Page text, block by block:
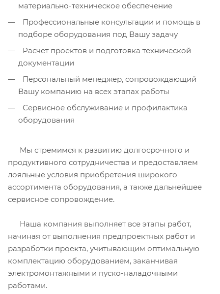
материально-техническое обеспечение
Профессиональные консультации и помощь в
подборе оборудования под Вашу задачу
Расчет проектов и подготовка технической
документации
Персональный менеджер, сопровождающий
Вашу компанию на всех этапах работы
Сервисное обслуживание и профилактика
оборудования
Мы стремимся к развитию долгосрочного и
продуктивного сотрудничества и предоставляем
лояльные условия приобретения широкого
ассортимента оборудования, а также дальнейшее
сервисное сопровождение.
Наша компания выполняет все этапы работ,
начиная от выполнения предпроектных работ и
разработки проекта, учитывающим оптимальную
комплектацию оборудованием, заканчивая
электромонтажными и пуско-наладочными
работами.